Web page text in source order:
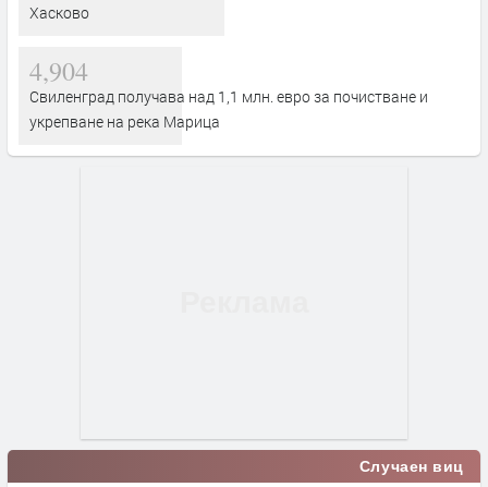
Хасково
4,904
Свиленград получава над 1,1 млн. евро за почистване и
укрепване на река Марица
Случаен виц